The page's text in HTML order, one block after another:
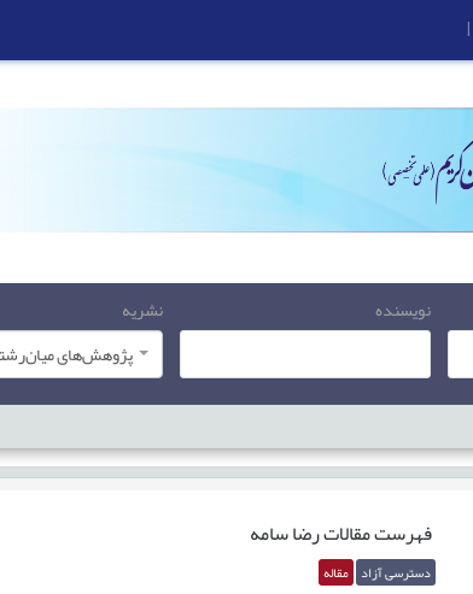
نویسنده
نشریه
فهرست مقالاترضا سامه
دسترسی آزاد مقاله
|